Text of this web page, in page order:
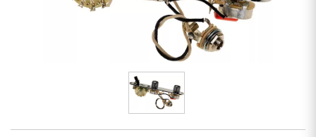
Grabación